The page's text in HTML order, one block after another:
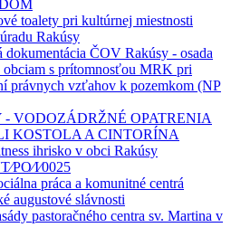
toalety pri kultúrnej miestnosti
Rakúsy
dokumentácia ČOV Rakúsy - osada
obciam s prítomnosťou MRK pri
právnych vzťahov k pozemkom (NP
- VODOZÁDRŽNÉ OPATRENIA
KOSTOLA A CINTORÍNA
ihrisko v obci Rakúsy
práca a komunitné centrá
augustové slávnosti
pastoračného centra sv. Martina v